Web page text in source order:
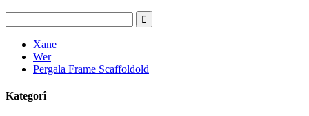
Xane
Wer
Pergala Frame Scaffoldold
Kategorî